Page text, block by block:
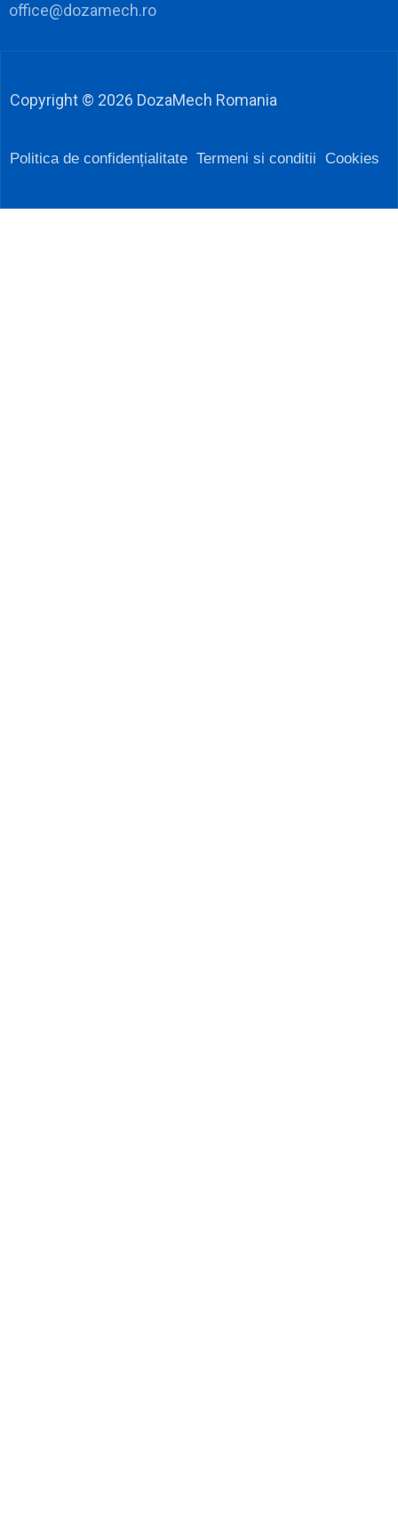
office@dozamech.ro
Copyright © 2026 DozaMech Romania
Politica de confidențialitate Termeni si conditii Cookies